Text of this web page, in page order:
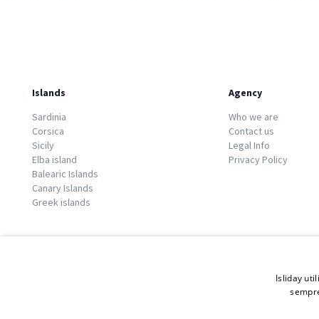
Islands
Sardinia
Corsica
Sicily
Elba island
Balearic Islands
Canary Islands
Greek islands
Agency
Who we are
Contact us
Legal Info
Privacy Policy
© 2026 Copyright GATE S.r.l - Via G. Cacciò 5 - 57034 Portoferraio -
Isliday